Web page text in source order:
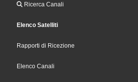
Ricerca Canali
Elenco Satelliti
Rapporti di Ricezione
Elenco Canali